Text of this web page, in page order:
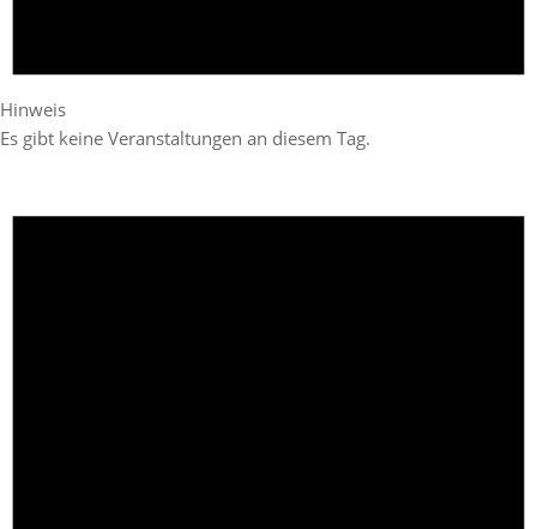
Hinweis
Es gibt keine Veranstaltungen an diesem Tag.